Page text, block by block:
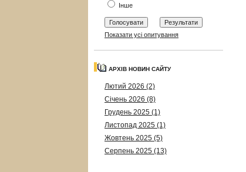
Інше
Показати усі опитування
АРХІВ НОВИН САЙТУ
Лютий 2026 (2)
Січень 2026 (8)
Грудень 2025 (1)
Листопад 2025 (1)
Жовтень 2025 (5)
Серпень 2025 (13)